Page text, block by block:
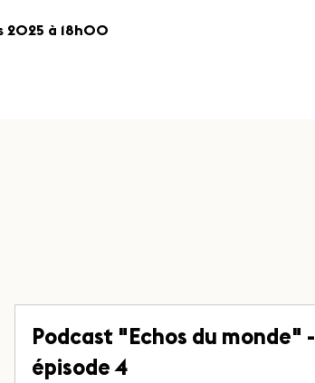
2025 à 18h00
Podcast "Echos du monde" -
épisode 4